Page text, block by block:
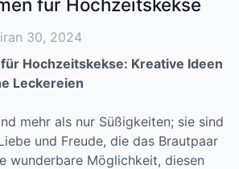
für Hochzeitskekse
30, 2024
Hochzeitskekse: Kreative Ideen
Leckereien
mehr als nur Süßigkeiten; sie sind
und Freude, die das Brautpaar
wunderbare Möglichkeit, diesen